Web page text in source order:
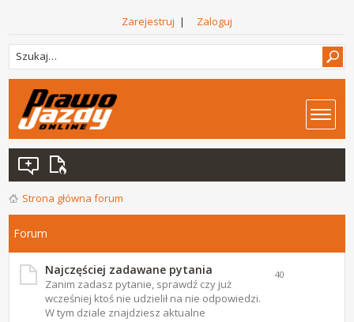
Zarejestruj | Zaloguj
Strona główna forum
Forum
Najczęściej zadawane pytania
Zanim zadasz pytanie, sprawdź czy już
wcześniej ktoś nie udzielił na nie odpowiedzi.
W tym dziale znajdziesz aktualne
40